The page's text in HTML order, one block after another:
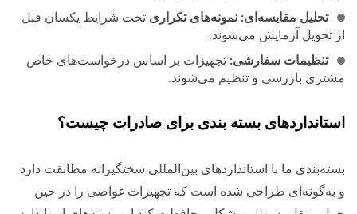
تحلیل مقایسه‌ای: نمونه‌های تکراری تحت شرایط یکسان قبل
از تحویل آزمایش می‌شوند.
تنظیمات سفارشی: تجهیزات بر اساس درخواست‌های خاص
مشتری بازرسی و تنظیم می‌شوند.
استانداردهای بسته بندی برای صادرات چیست؟
بسته‌بندی ما با استانداردهای بین‌المللی سختگیرانه مطابقت دارد
و به‌گونه‌ای طراحی شده است که تجهیزات غواصی را در حین